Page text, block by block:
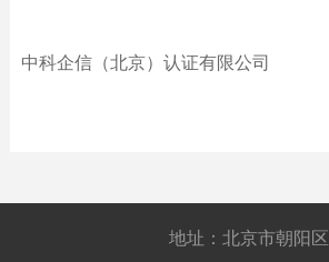
中科企信（北京）认证有限公司
地址：北京市朝阳区